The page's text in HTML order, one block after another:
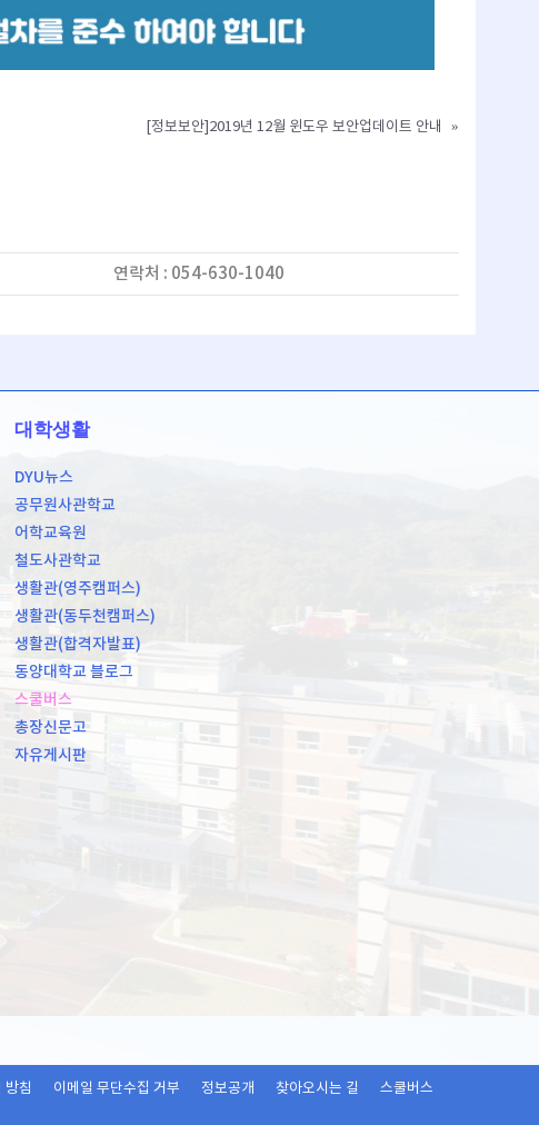
[정보보안]2019년 12월 윈도우 보안업데이트 안내 »
연락처 : 054-630-1040
대학생활
DYU뉴스
공무원사관학교
어학교육원
철도사관학교
생활관(영주캠퍼스)
생활관(동두천캠퍼스)
생활관(합격자발표)
동양대학교 블로그
스쿨버스
총장신문고
자유게시판
방침 이메일 무단수집 거부 정보공개 찾아오시는 길
스쿨버스